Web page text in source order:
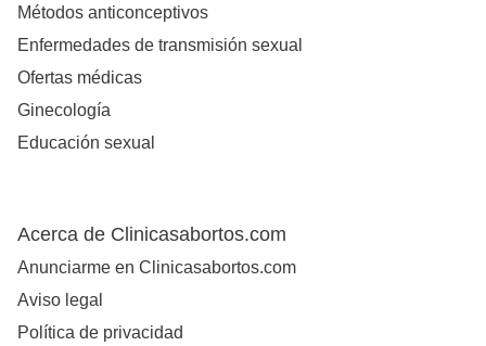
Métodos anticonceptivos
Enfermedades de transmisión sexual
Ofertas médicas
Ginecología
Educación sexual
Acerca de Clinicasabortos.com
Anunciarme en Clinicasabortos.com
Aviso legal
Política de privacidad